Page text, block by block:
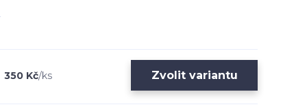
350 Kč/ks Zvolit variantu